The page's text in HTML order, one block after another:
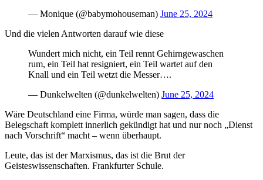
— Monique (@babymohouseman) June 25, 2024
Und die vielen Antworten darauf wie diese
Wundert mich nicht, ein Teil rennt Gehirngewaschen
rum, ein Teil hat resigniert, ein Teil wartet auf den
Knall und ein Teil wetzt die Messer….‍
— Dunkelwelten (@dunkelwelten) June 25, 2024
Wäre Deutschland eine Firma, würde man sagen, dass die
Belegschaft komplett innerlich gekündigt hat und nur noch „Dienst
nach Vorschrift“ macht – wenn überhaupt.
Leute, das ist der Marxismus, das ist die Brut der
Geisteswissenschaften. Frankfurter Schule.